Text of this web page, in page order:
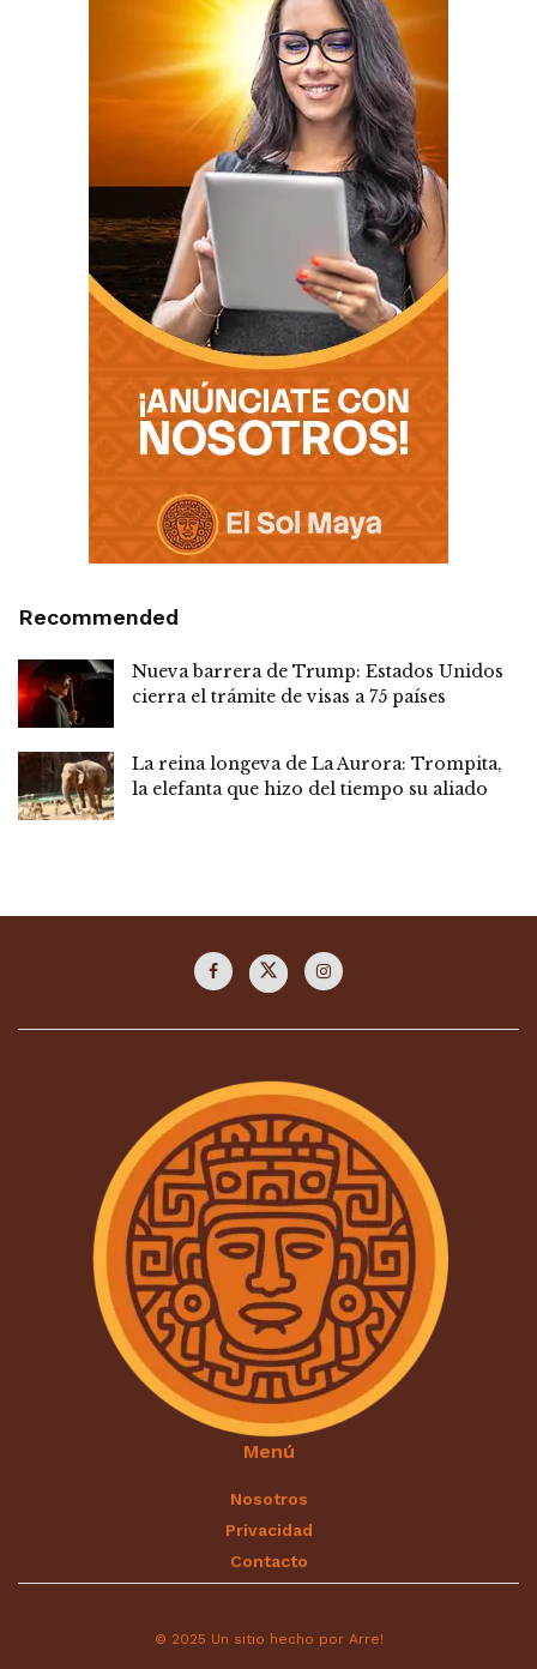
Recommended
Nueva barrera de Trump: Estados Unidos
cierra el trámite de visas a 75 países
La reina longeva de La Aurora: Trompita,
la elefanta que hizo del tiempo su aliado
Menú
Nosotros
Privacidad
Contacto
© 2025 Un sitio hecho por Arre!